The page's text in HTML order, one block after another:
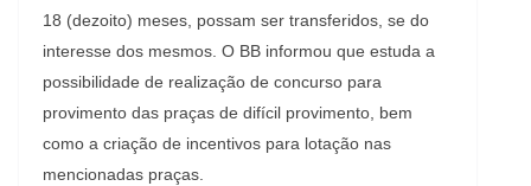
18 (dezoito) meses, possam ser transferidos, se do
interesse dos mesmos. O BB informou que estuda a
possibilidade de realização de concurso para
provimento das praças de difícil provimento, bem
como a criação de incentivos para lotação nas
mencionadas praças.